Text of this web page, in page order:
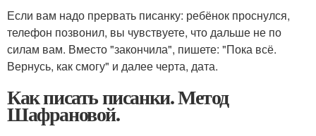
Если вам надо прервать писанку: ребёнок проснулся,
телефон позвонил, вы чувствуете, что дальше не по
силам вам. Вместо "закончила", пишете: "Пока всё.
Вернусь, как смогу" и далее черта, дата.
Как писать писанки. Метод
Шафрановой.